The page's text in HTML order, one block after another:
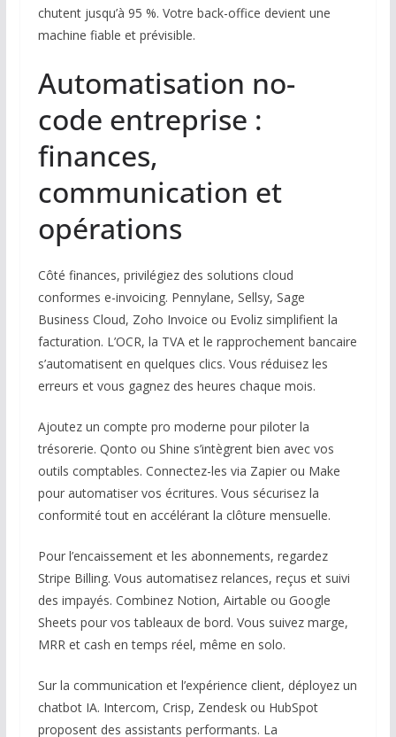
chutent jusqu’à 95 %. Votre back-office devient une
machine fiable et prévisible.
Automatisation no-
code entreprise :
finances,
communication et
opérations
Côté finances, privilégiez des solutions cloud
conformes e-invoicing. Pennylane, Sellsy, Sage
Business Cloud, Zoho Invoice ou Evoliz simplifient la
facturation. L’OCR, la TVA et le rapprochement bancaire
s’automatisent en quelques clics. Vous réduisez les
erreurs et vous gagnez des heures chaque mois.
Ajoutez un compte pro moderne pour piloter la
trésorerie. Qonto ou Shine s’intègrent bien avec vos
outils comptables. Connectez-les via Zapier ou Make
pour automatiser vos écritures. Vous sécurisez la
conformité tout en accélérant la clôture mensuelle.
Pour l’encaissement et les abonnements, regardez
Stripe Billing. Vous automatisez relances, reçus et suivi
des impayés. Combinez Notion, Airtable ou Google
Sheets pour vos tableaux de bord. Vous suivez marge,
MRR et cash en temps réel, même en solo.
Sur la communication et l’expérience client, déployez un
chatbot IA. Intercom, Crisp, Zendesk ou HubSpot
proposent des assistants performants. La